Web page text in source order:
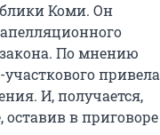
Коми. Он
По мнению
привела
И, получается,
в приговоре